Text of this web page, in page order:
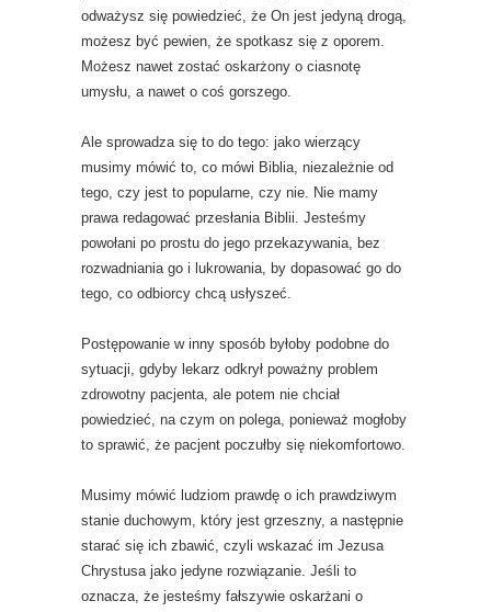
odważysz się powiedzieć, że On jest jedyną drogą,
możesz być pewien, że spotkasz się z oporem.
Możesz nawet zostać oskarżony o ciasnotę
umysłu, a nawet o coś gorszego.
Ale sprowadza się to do tego: jako wierzący
musimy mówić to, co mówi Biblia, niezależnie od
tego, czy jest to popularne, czy nie. Nie mamy
prawa redagować przesłania Biblii. Jesteśmy
powołani po prostu do jego przekazywania, bez
rozwadniania go i lukrowania, by dopasować go do
tego, co odbiorcy chcą usłyszeć.
Postępowanie w inny sposób byłoby podobne do
sytuacji, gdyby lekarz odkrył poważny problem
zdrowotny pacjenta, ale potem nie chciał
powiedzieć, na czym on polega, ponieważ mogłoby
to sprawić, że pacjent poczułby się niekomfortowo.
Musimy mówić ludziom prawdę o ich prawdziwym
stanie duchowym, który jest grzeszny, a następnie
starać się ich zbawić, czyli wskazać im Jezusa
Chrystusa jako jedyne rozwiązanie. Jeśli to
oznacza, że ​​jesteśmy fałszywie oskarżani o